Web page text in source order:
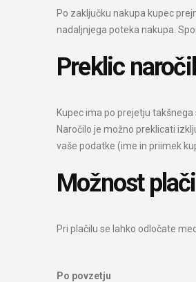
Po zaključku nakupa kupec
nadaljnjega poteka nakupa.
Preklic
Kupec ima po prejetju
Naročilo je možno preklicati
vaše podatke (ime in priimek
Možnost plačil
Pri plačilu se lahko odločate
Po povzetju